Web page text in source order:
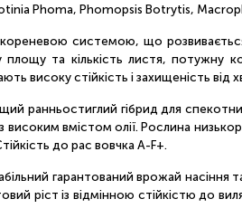
Phoma, Phomopsis Botrytis,
системою, що
та кількість листя,
високу стійкість і захищеність від
ранньостиглий гібрид для
вмістом олії. Рослина
до рас вовчка A-F+.
гарантований врожай насіння
ріст із відмінною стійкістю до